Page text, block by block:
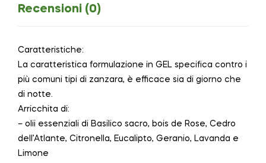
Recensioni (0)
Caratteristiche:
La caratteristica formulazione in GEL specifica contro i
più comuni tipi di zanzara, è efficace sia di giorno che
di notte.
Arricchita di:
– olii essenziali di Basilico sacro, bois de Rose, Cedro
dell’Atlante, Citronella, Eucalipto, Geranio, Lavanda e
Limone